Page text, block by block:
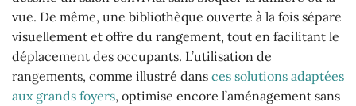
vue. De même, une bibliothèque ouverte à la fois sépare
visuellement et offre du rangement, tout en facilitant le
déplacement des occupants. L’utilisation de
rangements, comme illustré dans ces solutions adaptées
aux grands foyers, optimise encore l’aménagement sans